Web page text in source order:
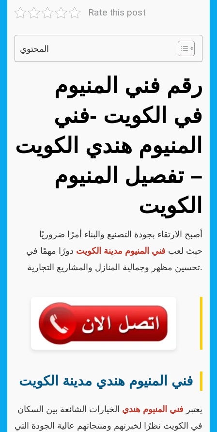
Rate this post
المحتوي
في الكويت -فني
المنيوم هندي الكويت
– تفصيل المنيوم
الكويت
أصبح الارتقاء بجودة التصنيع والبناء أمرًا ضروريًا
حيث لعب فني المنيوم مدينة الكويت دورًا مهمًا في
تحسين مظهر وجمالية المنازل والمشاريع التجارية.
فني المنيوم هندي مدينة الكويت
يعتبر فني المنيوم هندي الخيارات الشائعة بين السكان
في الكويت نظرًا لخبرتهم ومنتجاتهم عالية الجودة التي